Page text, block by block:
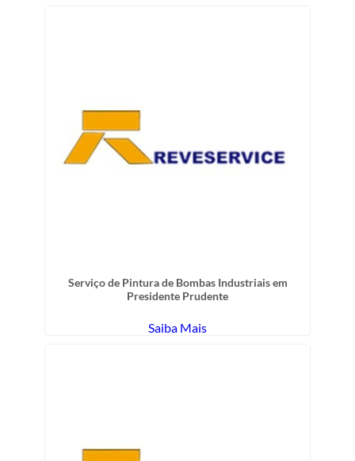
Serviço de Pintura de Bombas Industriais em
Presidente Prudente
Saiba Mais